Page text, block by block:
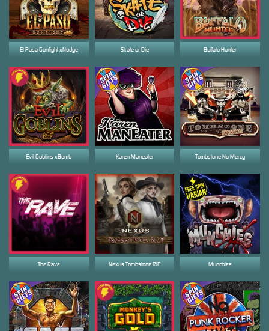
Munchies
Skate or Die
Nexus Tombstone RIP
Tombstone No Mercy
El Pasa Gunfight xNudge
Evil Goblins xBomb
Buffalo Hunter
Karen Maneater
The Rave